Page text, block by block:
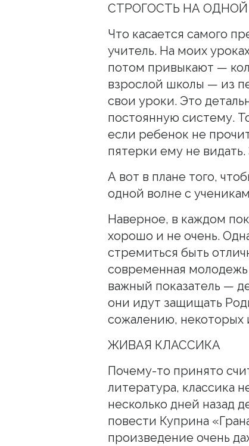
СТРОГОСТЬ НА
Что касается самого
учитель. На моих
потом привыкают —
взрослой школы — из
свои уроки. Это
постоянную систему.
если ребенок не
пятерки ему не видать.
А вот в плане того,
одной волне с
Наверное, в каждом
хорошо и не очень.
стремиться быть
современная молодежь
важный показатель —
они идут защищать
сожалению, некоторых
ЖИВАЯ КЛАССИКА
Почему-то принято
литература, классика
несколько дней назад
повести Куприна
произведение очень